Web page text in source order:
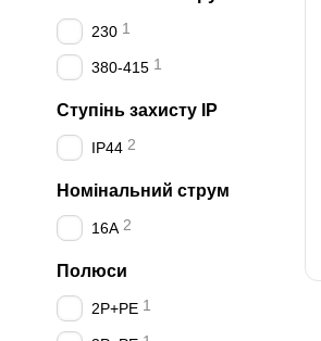
230 1
380-415 1
Ступінь захисту IP
IP44 2
Номінальний струм
16А 2
Полюси
2P+PE 1